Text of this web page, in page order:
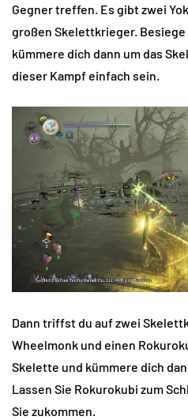
Gegner treffen. Es gibt zwei
großen Skelettkrieger.
kümmere dich dann um das
dieser Kampf einfach sein.
Dann triffst du auf zwei
Wheelmonk und einen
Skelette und kümmere dich
Lassen Sie Rokurokubi zum
Sie zukommen.